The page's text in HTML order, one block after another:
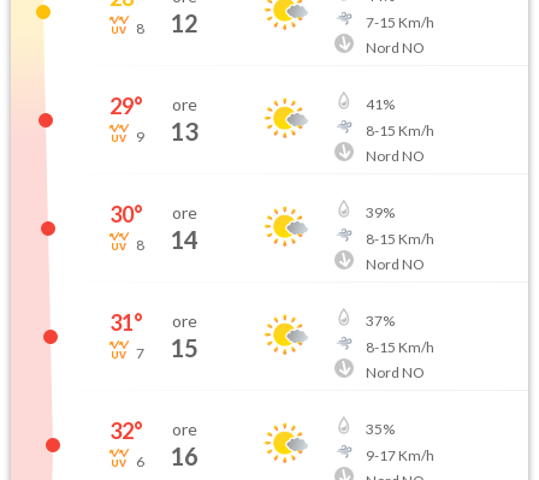
8 12
7-15 Km/h
Nord NO
29°
9
ore
13
41%
8-15 Km/h
Nord NO
30°
8
ore
14
39%
8-15 Km/h
Nord NO
31°
7
ore
15
37%
8-15 Km/h
Nord NO
32°
6
ore
16
35%
9-17Km/h